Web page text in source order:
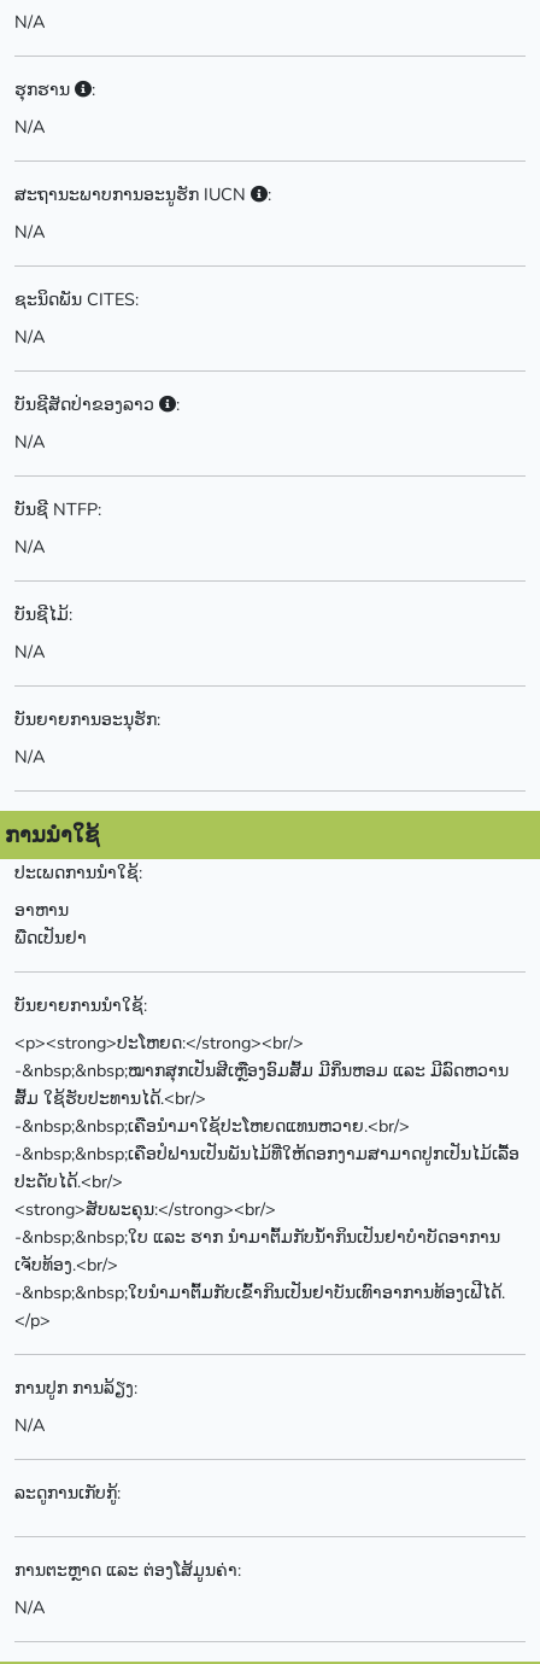
N/A
ຮຸກຮານ
:
N/A
ສະຖານະພາບການອະນູຮັກ IUCN
:
N/A
ຊະນິດພັນ CITES:
N/A
ບັນຊີສັດປ່າຂອງລາວ
:
N/A
ບັນຊີ NTFP:
N/A
ບັນຊີໄມ້:
N/A
ບັນຍາຍການອະນຸຮັກ:
N/A
ການນຳໃຊ້
ປະເພດການນຳໃຊ້:
ອາຫານ
ພືດເປັນຢາ
ບັນຍາຍການນຳໃຊ້:
<p><strong>ປະໂຫຍດ:</strong><br/>
-&nbsp;&nbsp;ໝາກສຸກເປັນສີເຫຼືອງອົມສົ້ມ ມີກິ່ນຫອມ ແລະ ມີລົດຫວານ
ສົ້ມ ໃຊ້ຮັບປະທານໄດ້.<br/>
-&nbsp;&nbsp;ເຄືອນໍາມາໃຊ້ປະໂຫຍດແທນຫວາຍ.<br/>
-&nbsp;&nbsp;ເຄືອປໍຟານເປັນພັນໄມ້ທີ່ໃຫ້ດອກງາມສາມາດປູກເປັນໄມ້ເລື້ອ
ປະດັບໄດ້.<br/>
<strong>ສັບພະຄຸນ:</strong><br/>
-&nbsp;&nbsp;ໃບ ແລະ ຮາກ ນໍາມາຕົ້ມກັບນໍ້າກິນເປັນຢາບໍາບັດອາການ
ເຈັບທ້ອງ.<br/>
-&nbsp;&nbsp;ໃບນໍາມາຕົ້ມກັບເຂົ້າກິນເປັນຢາບັນເທົາອາການທ້ອງເຟີໄດ້.
</p>
ການປູກ ການລ້ຽງ:
N/A
ລະດູການເກັບກູ້:
ການຕະຫຼາດ ແລະ ຕ່ອງໂສ້ມູນຄ່າ:
N/A